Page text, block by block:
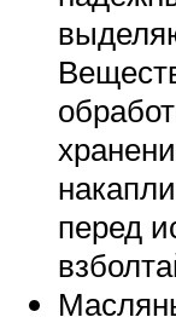
перед